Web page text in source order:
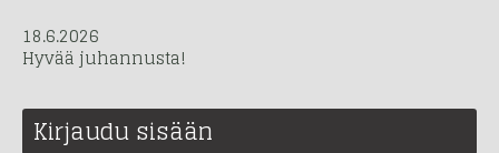
18.6.2026
Hyvää juhannusta!
Kirjaudu sisään